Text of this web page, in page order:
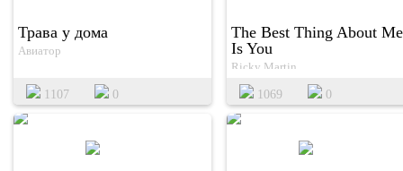
Трава у дома
Авиатор
1107 0
The Best Thing About Me
Is You
Ricky Martin
1069 0